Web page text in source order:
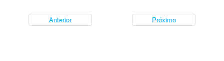
Anterior Próximo